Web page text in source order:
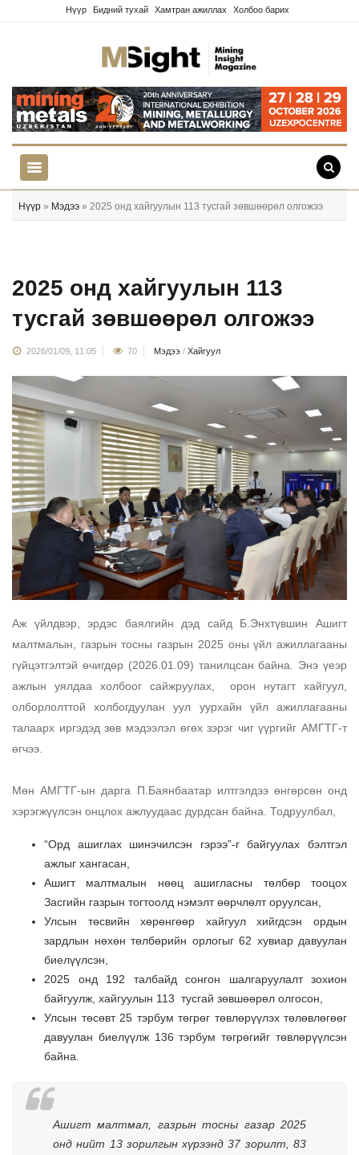
Нүүр Бидний тухай Хамтран ажиллах Холбоо барих
Нүүр » Мэдээ » 2025 онд хайгуулын 113 тусгай зөвшөөрөл олгожээ
2025 онд хайгуулын 113
тусгай зөвшөөрөл олгожээ
2026/01/09, 11:05 70 Мэдээ / Хайгуул
Аж үйлдвэр, эрдэс баялгийн дэд сайд Б.Энхтүвшин Ашигт
малтмалын, газрын тосны газрын 2025 оны үйл ажиллагааны
гүйцэтгэлтэй өчигдөр (2026.01.09) танилцсан байна. Энэ үеэр
ажлын уялдаа холбоог сайжруулах,  орон нутагт хайгуул,
олборлолттой холбогдуулан уул уурхайн үйл ажиллагааны
талаарх иргэдэд зөв мэдээлэл өгөх зэрэг чиг үүргийг АМГТГ-т
өгчээ.
Мөн АМГТГ-ын дарга П.Баянбаатар илтгэлдээ өнгөрсөн онд
хэрэгжүүлсэн онцлох ажлуудаас дурдсан байна. Тодруулбал,
“Орд ашиглах шинэчилсэн гэрээ”-г байгуулах бэлтгэл
ажлыг хангасан,
Ашигт малтмалын нөөц ашигласны төлбөр тооцох
Засгийн газрын тогтоолд нэмэлт өөрчлөлт оруулсан,
Улсын төсвийн хөрөнгөөр хайгуул хийгдсэн ордын
зардлын нөхөн төлбөрийн орлогыг 62 хувиар давуулан
биелүүлсэн,
2025 онд 192 талбайд сонгон шалгаруулалт зохион
байгуулж, хайгуулын 113  тусгай зөвшөөрөл олгосон,
Улсын төсөвт 25 тэрбум төгрөг төвлөрүүлэх төлөвлөгөөг
давуулан биелүүлж 136 тэрбум төгрөгийг төвлөрүүлсэн
байна.
Ашигт малтмал, газрын тосны газар 2025
онд нийт 13 зорилгын хүрээнд 37 зорилт, 83